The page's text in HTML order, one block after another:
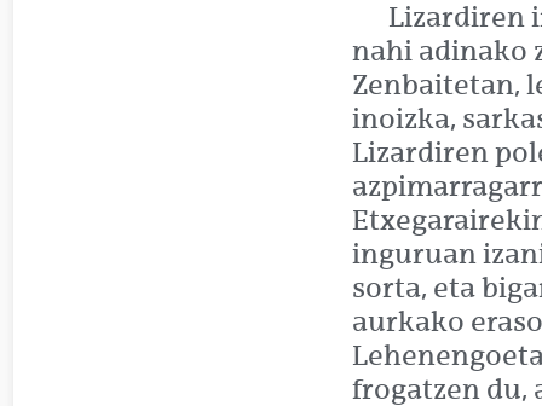
Lizardiren
nahi adinako
Zenbaitetan,
inoizka,
Lizardiren
inguruan
sorta, eta
aurkako
frogatzen du,